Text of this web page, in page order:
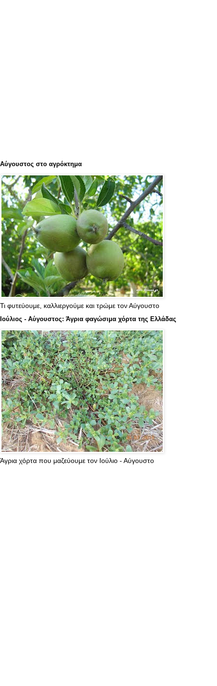
Αύγουστος στο αγρόκτημα
Τι φυτεύουμε, καλλιεργούμε και τρώμε τον Αύγουστο
Ιούλιος - Αύγουστος: Άγρια φαγώσιμα χόρτα της Ελλάδας
Άγρια χόρτα που μαζεύουμε τον Ιούλιο - Αύγουστο